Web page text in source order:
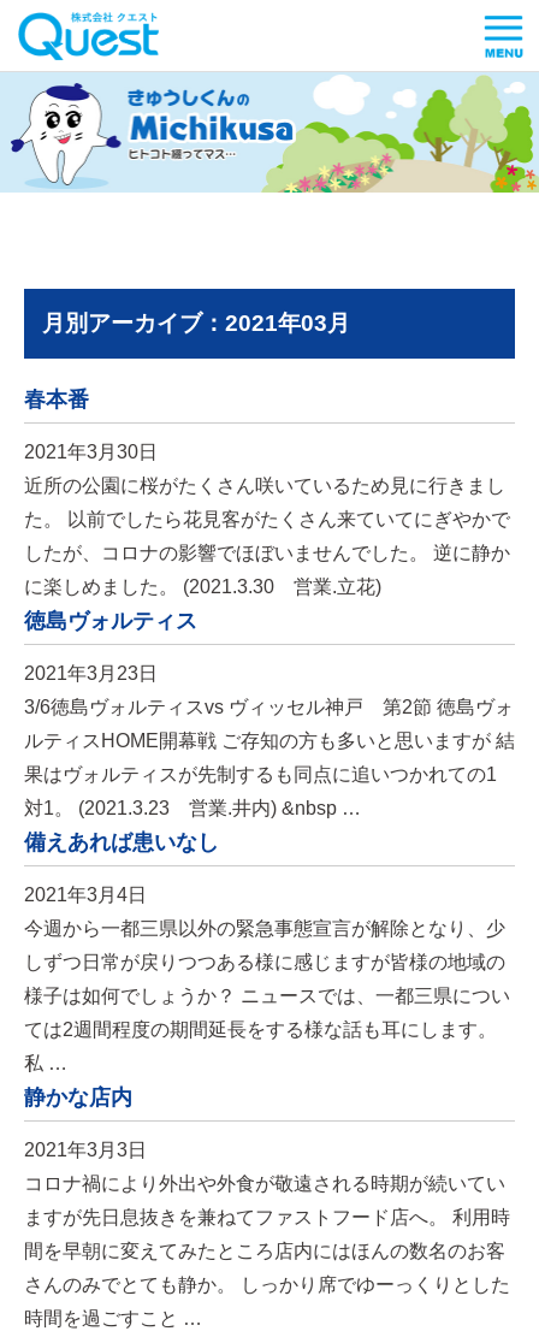
月別アーカイブ：2021年03月
春本番
2021年3月30日
近所の公園に桜がたくさん咲いているため見に行きまし
た。 以前でしたら花見客がたくさん来ていてにぎやかで
したが、コロナの影響でほぼいませんでした。 逆に静か
に楽しめました。 (2021.3.30 営業.立花)
徳島ヴォルティス
2021年3月23日
3/6徳島ヴォルティスvs ヴィッセル神戸 第2節 徳島ヴォ
ルティスHOME開幕戦 ご存知の方も多いと思いますが 結
果はヴォルティスが先制するも同点に追いつかれての1
対1。 (2021.3.23 営業.井内) &nbsp …
備えあれば患いなし
2021年3月4日
今週から一都三県以外の緊急事態宣言が解除となり、少
しずつ日常が戻りつつある様に感じますが皆様の地域の
様子は如何でしょうか？ ニュースでは、一都三県につい
ては2週間程度の期間延長をする様な話も耳にします。
私 …
静かな店内
2021年3月3日
コロナ禍により外出や外食が敬遠される時期が続いてい
ますが先日息抜きを兼ねてファストフード店へ。 利用時
間を早朝に変えてみたところ店内にはほんの数名のお客
さんのみでとても静か。 しっかり席でゆーっくりとした
時間を過ごすこと …